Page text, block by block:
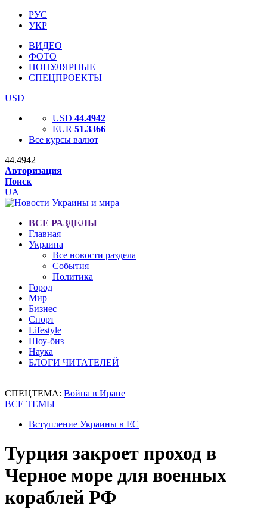
РУС
УКР
ВИДЕО
ФОТО
ПОПУЛЯРНЫЕ
СПЕЦПРОЕКТЫ
USD
USD 44.4942
EUR 51.3366
Все курсы валют
44.4942
Авторизация
Поиск
UA
ВСЕ РАЗДЕЛЫ
Главная
Украина
Все новости раздела
События
Политика
Город
Мир
Бизнес
Спорт
Lifestyle
Шоу-биз
Наука
БЛОГИ ЧИТАТЕЛЕЙ
СПЕЦТЕМА: Война в Иране
ВСЕ ТЕМЫ
Вступление Украины в ЕС
Турция закроет проход в
Черное море для военных
кораблей РФ